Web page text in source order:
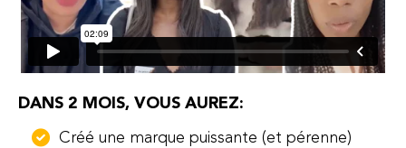
DANS 2 MOIS, VOUS AUREZ:
Créé une marque puissante (et pérenne)